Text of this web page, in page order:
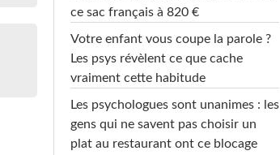
ce sac français à 820 €
Votre enfant vous coupe la parole ?
Les psys révèlent ce que cache
vraiment cette habitude
Les psychologues sont unanimes : les
gens qui ne savent pas choisir un
plat au restaurant ont ce blocage